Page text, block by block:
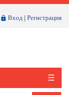
Вход | Регистрация